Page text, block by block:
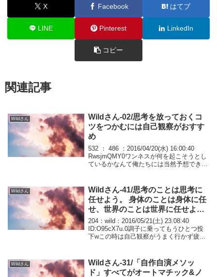
X Facebook はてブ
LINE Pinterest LinkedIn
コピー
関連記事
Wildさん
Wildさん-02/思考を放っておくコ
ツをつかむには自己観察がおすす
め
532 ： 486 ：2016/04/20(水) 16:00:40
RwsjmQMY0ワンネスが何を起こそうとし
ているかなんて俺たちには当然予想できな
握することしか...
Wildさん
Wildさん-41/思考のことは思考に
任せよう。 身体のことは身体に任
せ、世界のことは世界に任せよ
う。 わたしは何もしない。私は何
もしなくとも、私と思える肉体や
思考、世界はすべてオートマチッ
204：wild：2016/05/21(土) 23:08:40
ID:O95cX7u.0調子に乗ってもうひとつ投
下wこの時は自己観察がうまく行かず疲れ
る思考にヘトヘ...
Wildさん
Wildさん-31/「自作自演メソッ
ド」すべてがオートマチック&ノ